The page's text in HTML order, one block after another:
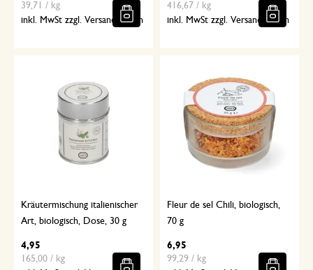
39,71 / kg
inkl. MwSt zzgl. Versandkosten
416,67 / kg
inkl. MwSt zzgl. Versandkosten
Kräutermischung italienischer
Art, biologisch, Dose, 30 g
4,95
165,00 / kg
Fleur de sel Chili, biologisch,
70 g
6,95
99,29 / kg